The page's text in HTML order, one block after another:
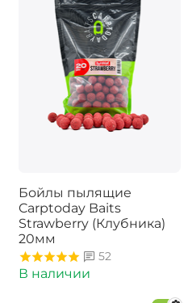
Бойлы пылящие
Carptoday Baits
Strawberry (Клубника)
20мм
52
В наличии